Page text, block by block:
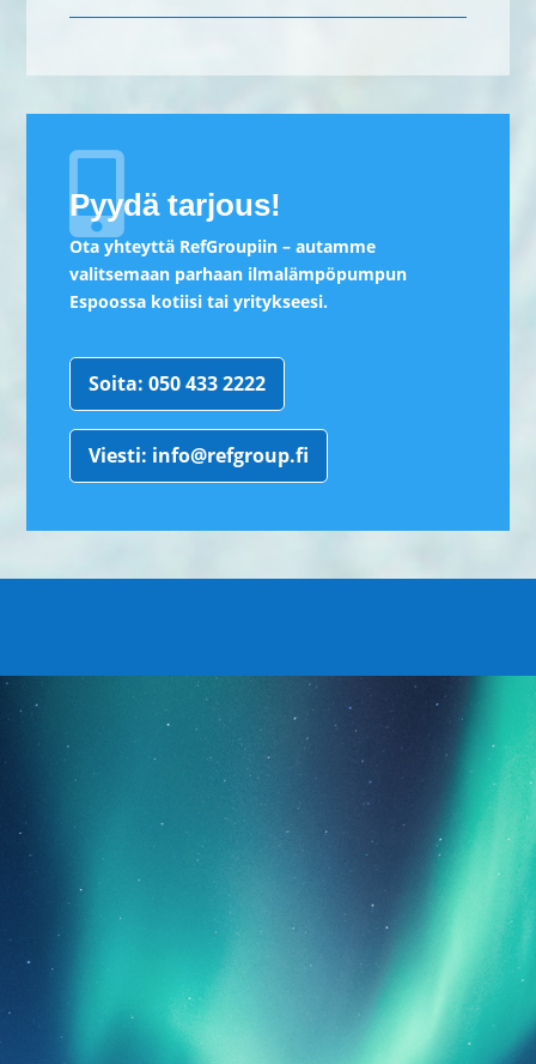

Pyydä tarjous!
Ota yhteyttä RefGroupiin – autamme
valitsemaan parhaan ilmalämpöpumpun
Espoossa kotiisi tai yritykseesi.
Soita: 050 433 2222
Viesti: info@refgroup.fi
YHTEYSTIEDOT
YRITYS
Jäähdytinpalvelu RefGroup Oy
Y-tunnus 2022624-2
PUHELIN
+(358) 50 433 2222